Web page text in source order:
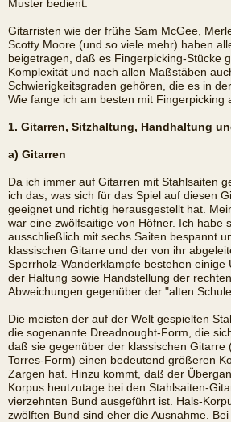
Muster bedient.
Gitarristen wie der frühe Sam McGee,
Scotty Moore (und so viele mehr) haben
beigetragen, daß es Fingerpicking-Stücke
Komplexität und nach allen Maßstäben
Schwierigkeitsgraden gehören, die es in
Wie fange ich am besten mit Fingerpicking
1. Gitarren, Sitzhaltung, Handhaltung
a) Gitarren
Da ich immer auf Gitarren mit Stahlsaiten
ich das, was sich für das Spiel auf diesen
geeignet und richtig herausgestellt hat.
war eine zwölfsaitige von Höfner. Ich habe
ausschließlich mit sechs Saiten bespannt
klassischen Gitarre und der von ihr
Sperrholz-Wanderklampfe bestehen einige
der Haltung sowie Handstellung der
Abweichungen gegenüber der "alten
Die meisten der auf der Welt gespielten
die sogenannte Dreadnought-Form, die
daß sie gegenüber der klassischen Gitarre
Torres-Form) einen bedeutend größeren
Zargen hat. Hinzu kommt, daß der
Korpus heutzutage bei den Stahlsaiten-
vierzehnten Bund ausgeführt ist. Hals-
zwölften Bund sind eher die Ausnahme.